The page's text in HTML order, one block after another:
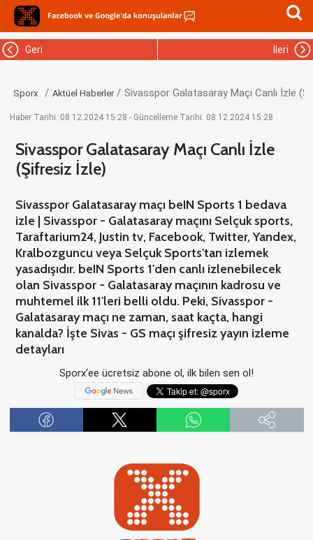
Geri İleri
Sporx Aktüel Haberler Sivasspor Galatasaray Maçı Canlı İzle
Haber Tarihi: 08.12.2024 15:28 - Güncelleme Tarihi: 08.12.2024 15:28
Sivasspor Galatasaray Maçı Canlı İzle
(Şifresiz İzle)
Sivasspor Galatasaray maçı beIN Sports 1 bedava
izle | Sivasspor - Galatasaray maçını Selçuk sports,
Taraftarium24, Justin tv, Facebook, Twitter, Yandex,
Kralbozguncu veya Selçuk Sports'tan izlemek
yasadışıdır. beIN Sports 1'den canlı izlenebilecek
olan Sivasspor - Galatasaray maçının kadrosu ve
muhtemel ilk 11'leri belli oldu. Peki, Sivasspor -
Galatasaray maçı ne zaman, saat kaçta, hangi
kanalda? İşte Sivas - GS maçı şifresiz yayın izleme
detayları
Sporx'ee ücretsiz abone ol, ilk bilen sen ol!